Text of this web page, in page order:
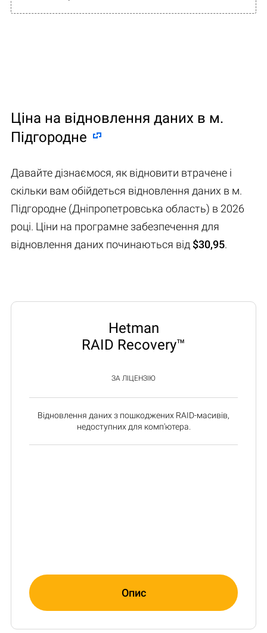
Ціна на відновлення даних в м.
Підгородне
Давайте дізнаємося, як відновити втрачене і
скільки вам обійдеться відновлення даних в м.
Підгородне (Дніпропетровська область) в 2026
році. Ціни на програмне забезпечення для
відновлення даних починаються від $30,95.
Hetman
RAID Recovery™
ЗА ЛІЦЕНЗІЮ
Відновлення даних з пошкоджених RAID-масивів,
недоступних для комп'ютера.
Опис